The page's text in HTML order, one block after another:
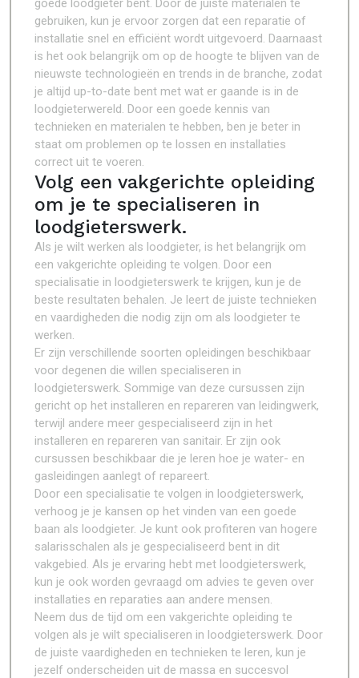
goede loodgieter bent. Door de juiste materialen te
gebruiken, kun je ervoor zorgen dat een reparatie of
installatie snel en efficiënt wordt uitgevoerd. Daarnaast
is het ook belangrijk om op de hoogte te blijven van de
nieuwste technologieën en trends in de branche, zodat
je altijd up-to-date bent met wat er gaande is in de
loodgieterwereld. Door een goede kennis van
technieken en materialen te hebben, ben je beter in
staat om problemen op te lossen en installaties
correct uit te voeren.
Volg een vakgerichte opleiding
om je te specialiseren in
loodgieterswerk.
Als je wilt werken als loodgieter, is het belangrijk om
een vakgerichte opleiding te volgen. Door een
specialisatie in loodgieterswerk te krijgen, kun je de
beste resultaten behalen. Je leert de juiste technieken
en vaardigheden die nodig zijn om als loodgieter te
werken.
Er zijn verschillende soorten opleidingen beschikbaar
voor degenen die willen specialiseren in
loodgieterswerk. Sommige van deze cursussen zijn
gericht op het installeren en repareren van leidingwerk,
terwijl andere meer gespecialiseerd zijn in het
installeren en repareren van sanitair. Er zijn ook
cursussen beschikbaar die je leren hoe je water- en
gasleidingen aanlegt of repareert.
Door een specialisatie te volgen in loodgieterswerk,
verhoog je je kansen op het vinden van een goede
baan als loodgieter. Je kunt ook profiteren van hogere
salarisschalen als je gespecialiseerd bent in dit
vakgebied. Als je ervaring hebt met loodgieterswerk,
kun je ook worden gevraagd om advies te geven over
installaties en reparaties aan andere mensen.
Neem dus de tijd om een vakgerichte opleiding te
volgen als je wilt specialiseren in loodgieterswerk. Door
de juiste vaardigheden en technieken te leren, kun je
jezelf onderscheiden uit de massa en succesvol